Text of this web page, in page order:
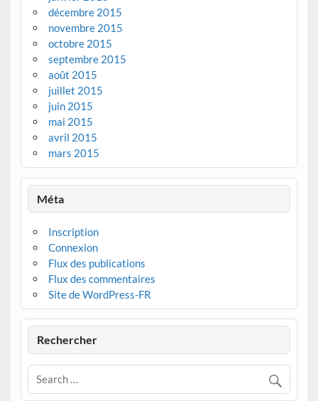
décembre 2015
novembre 2015
octobre 2015
septembre 2015
août 2015
juillet 2015
juin 2015
mai 2015
avril 2015
mars 2015
Méta
Inscription
Connexion
Flux des publications
Flux des commentaires
Site de WordPress-FR
Rechercher